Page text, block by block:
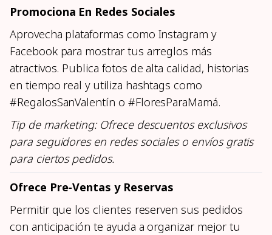
Promociona En Redes Sociales
Aprovecha plataformas como Instagram y
Facebook para mostrar tus arreglos más
atractivos. Publica fotos de alta calidad, historias
en tiempo real y utiliza hashtags como
#RegalosSanValentín o #FloresParaMamá.
Tip de marketing: Ofrece descuentos exclusivos
para seguidores en redes sociales o envíos gratis
para ciertos pedidos.
Ofrece Pre-Ventas y Reservas
Permitir que los clientes reserven sus pedidos
con anticipación te ayuda a organizar mejor tu